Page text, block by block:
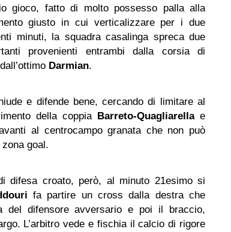
gioco, fatto di molto possesso palla alla
giusto in cui verticalizzare per i due
minuti, la squadra casalinga spreca due
provenienti entrambi dalla corsia di
Darmian.
e difende bene, cercando di limitare al
della coppia Barreto-Quagliarellae
al centrocampo granata che non può
goal.
difesa croato, però, al minuto 21esimo si
fa partire un cross dalla destra che
del difensore avversario e poi il braccio,
L’arbitro vede e fischia il calcio di rigore